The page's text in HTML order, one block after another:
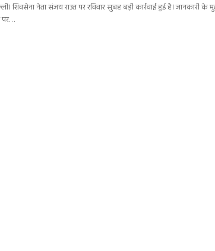
शिवसेना नेता संजय राउत पर रविवार सुबह बड़ी कार्रवाई हुई है।